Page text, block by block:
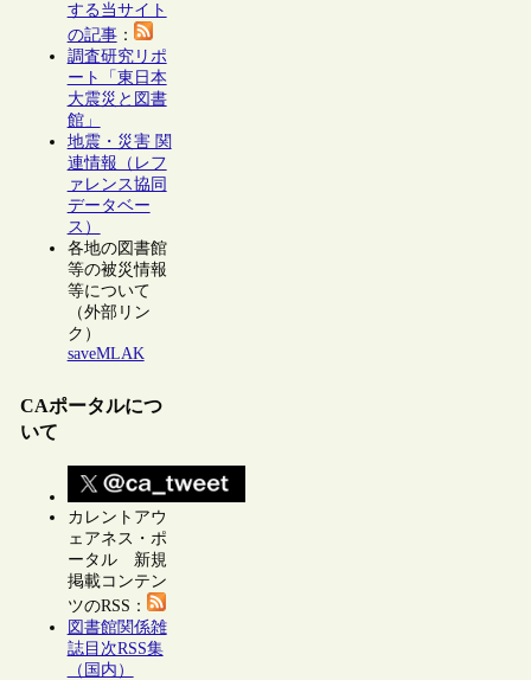
する当サイト
の記事：
調査研究リポ
ート「東日本
大震災と図書
館」
地震・災害 関
連情報（レフ
ァレンス協同
データベー
ス）
各地の図書館
等の被災情報
等について
（外部リン
ク）
saveMLAK
CAポータルにつ
いて
カレントアウ
ェアネス・ポ
ータル 新規
掲載コンテン
ツのRSS：
図書館関係雑
誌目次RSS集
（国内）